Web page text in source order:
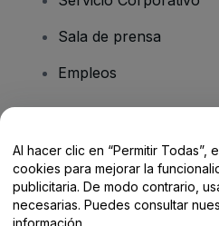
Sala de prensa
Empleos
Centro de Ayuda /
Al hacer clic en “Permitir
cookies para mejorar la
publicitaria. De modo contrario,
necesarias. Puedes consultar
información.